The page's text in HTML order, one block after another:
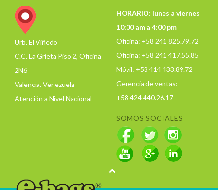
Urb. El Viñedo
C.C. La Grieta Piso 2, Oficina
2N6
Valencia. Venezuela
Atención a Nivel Nacional
HORARIO: lunes a viernes
10:00 am a 4:00 pm
Oficina: +58 241 825.79.72
Oficina: +58 241 417.55.85
Móvil: +58 414 433.89.72
Gerencia de ventas:
+58 424 440.26.17
SOMOS SOCIALES